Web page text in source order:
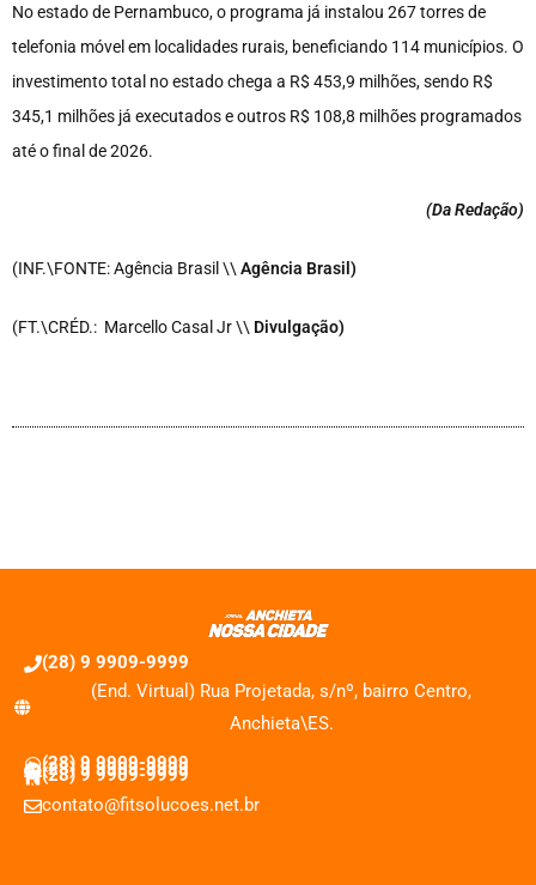
No estado de Pernambuco, o programa já instalou 267 torres de
telefonia móvel em localidades rurais, beneficiando 114 municípios. O
investimento total no estado chega a R$ 453,9 milhões, sendo R$
345,1 milhões já executados e outros R$ 108,8 milhões programados
até o final de 2026.
(Da Redação)
(INF.\FONTE: Agência Brasil \\ Agência Brasil)
(FT.\CRÉD.: Marcello Casal Jr \\ Divulgação)
(28) 9 9909-9999
(End. Virtual) Rua Projetada, s/nº, bairro Centro,
Anchieta\ES.
(28) 9 9909-9999
(28) 9 9909-9999
(28) 9 9909-9999
contato@fitsolucoes.net.br